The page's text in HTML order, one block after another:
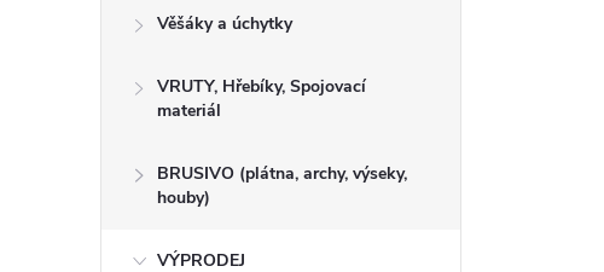
Věšáky a úchytky
VRUTY, Hřebíky, Spojovací
materiál
BRUSIVO (plátna, archy, výseky,
houby)
VÝPRODEJ